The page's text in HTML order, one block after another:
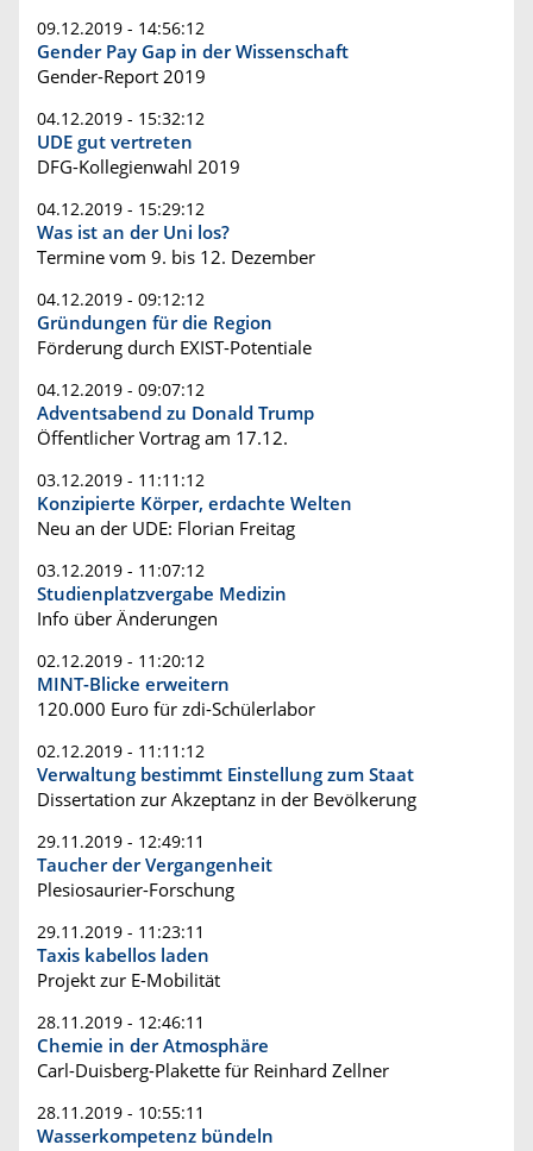
09.12.2019 - 14:56:12
Gender Pay Gap in der Wissenschaft
Gender-Report 2019
04.12.2019 - 15:32:12
UDE gut vertreten
DFG-Kollegienwahl 2019
04.12.2019 - 15:29:12
Was ist an der Uni los?
Termine vom 9. bis 12. Dezember
04.12.2019 - 09:12:12
Gründungen für die Region
Förderung durch EXIST-Potentiale
04.12.2019 - 09:07:12
Adventsabend zu Donald Trump
Öffentlicher Vortrag am 17.12.
03.12.2019 - 11:11:12
Konzipierte Körper, erdachte Welten
Neu an der UDE: Florian Freitag
03.12.2019 - 11:07:12
Studienplatzvergabe Medizin
Info über Änderungen
02.12.2019 - 11:20:12
MINT-Blicke erweitern
120.000 Euro für zdi-Schülerlabor
02.12.2019 - 11:11:12
Verwaltung bestimmt Einstellung zum Staat
Dissertation zur Akzeptanz in der Bevölkerung
29.11.2019 - 12:49:11
Taucher der Vergangenheit
Plesiosaurier-Forschung
29.11.2019 - 11:23:11
Taxis kabellos laden
Projekt zur E-Mobilität
28.11.2019 - 12:46:11
Chemie in der Atmosphäre
Carl-Duisberg-Plakette für Reinhard Zellner
28.11.2019 - 10:55:11
Wasserkompetenz bündeln